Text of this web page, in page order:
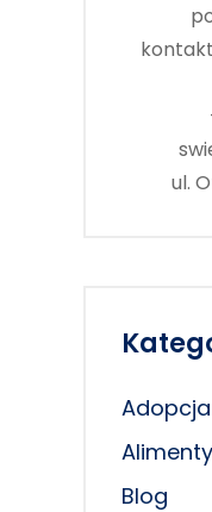
ul.
Adopcja
Alimenty
Blog